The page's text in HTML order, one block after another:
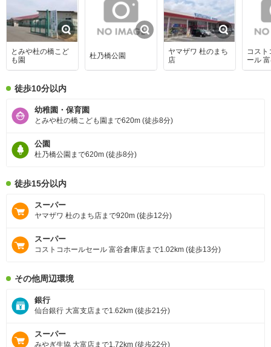
とみや杜の橋こど
も園
杜乃橋公園
ヤマザワ 杜のまち
店
コスト
ール
徒歩10分以内
幼稚園・保育園
とみや杜の橋こども園まで620m (徒歩8分)
公園
杜乃橋公園まで620m (徒歩8分)
徒歩15分以内
スーパー
ヤマザワ 杜のまち店まで920m (徒歩12分)
スーパー
コストコホールセール 富谷倉庫店まで1.02km (徒歩13分)
その他周辺環境
銀行
仙台銀行 大富支店まで1.62km (徒歩21分)
スーパー
みやぎ生協 大富店まで1.72km (徒歩22分)